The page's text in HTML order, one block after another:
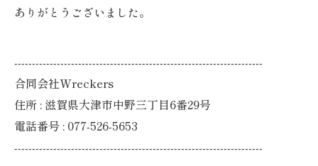
ありがとうございました。
----------------------------------------------------------------------
合同会社Wreckers
住所 : 滋賀県大津市中野三丁目6番29号
電話番号 : 077-526-5653
----------------------------------------------------------------------